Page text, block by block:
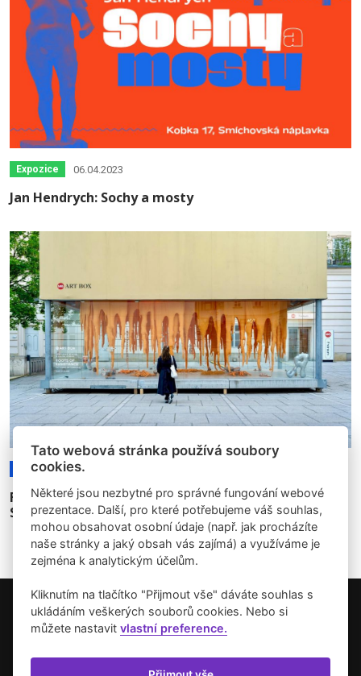
Expozice 06.04.2023
Jan Hendrych: Sochy a mosty
Rozhovory
Fiktivní infrastruktury odporu. Rozhovor se
Stephanií Winter
Copyright © 2026 Umění pro město.
Vytvořilo studio Akcelero.cz
Zásady používání cookies
Tato webová stránka používá soubory
cookies.
Některé jsou nezbytné pro správné fungování webové
prezentace. Další, pro které potřebujeme váš souhlas,
mohou obsahovat osobní údaje (např. jak procházíte
naše stránky a jaký obsah vás zajímá) a využíváme je
zejména k analytickým účelům.
Kliknutím na tlačítko "Přijmout vše" dáváte souhlas s
ukládáním veškerých souborů cookies. Nebo si
můžete nastavitvlastní preference.